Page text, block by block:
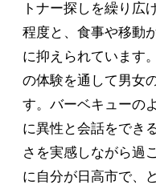
トナー探しを繰り広
程度と、食事や移動
に抑えられています
の体験を通して男女
す。バーベキューの
に異性と会話をでき
さを実感しながら過
に自分が日高市で、